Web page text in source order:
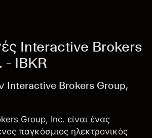
Interactive Brokers
- IBKR
Interactive Brokers Group,
Group, Inc. είναι ένας
παγκόσμιος ηλεκτρονικός